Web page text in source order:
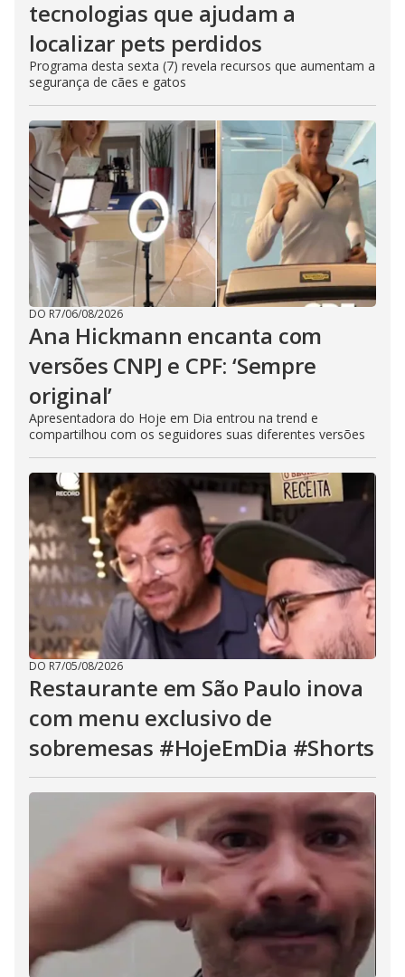
tecnologias que ajudam a
localizar pets perdidos
Programa desta sexta (7) revela recursos que aumentam a
segurança de cães e gatos
DO R7/06/08/2026
Ana Hickmann encanta com
versões CNPJ e CPF: ‘Sempre
original’
Apresentadora do Hoje em Dia entrou na trend e
compartilhou com os seguidores suas diferentes versões
DO R7/05/08/2026
Restaurante em São Paulo inova
com menu exclusivo de
sobremesas #HojeEmDia #Shorts